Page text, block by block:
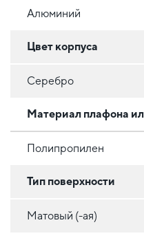
Алюминий
Цвет корпуса
Серебро
Материал плафона
Полипропилен
Тип поверхности
Матовый (-ая)